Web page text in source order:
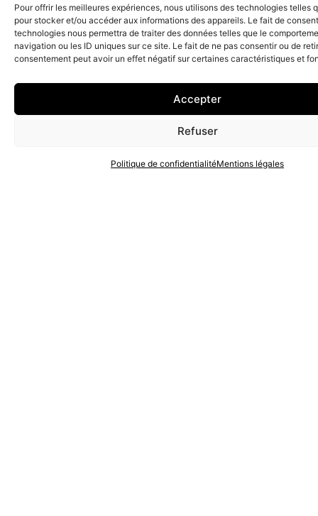
Pour offrir les meilleures expériences, nous utilisons des technologies telles
pour stocker et/ou accéder aux informations des appareils. Le fait de
technologies nous permettra de traiter des données telles que le
navigation ou les ID uniques sur ce site. Le fait de ne pas consentir ou de
consentement peut avoir un effet négatif sur certaines caractéristiques et
Accepter
Refuser
Politique de confidentialitéMentions légales
Voir le projet